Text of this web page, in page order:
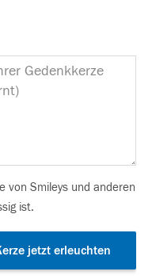
von Smileys und anderen
ist.
jetzt erleuchten